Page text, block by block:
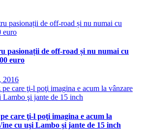
pasionații de off-road și nu numai cu
euro
2016
care ţi-l poţi imagina e acum la
cu uşi Lambo şi jante de 15 inch